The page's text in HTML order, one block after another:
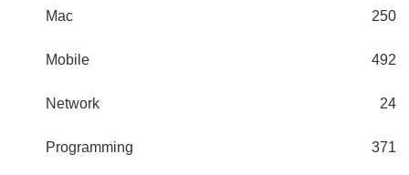
Mac 250
Mobile 492
Network 24
Programming 371